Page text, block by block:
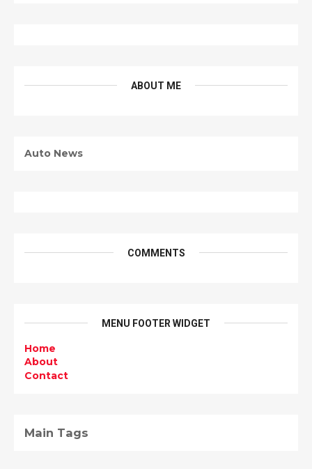
ABOUT ME
Auto News
COMMENTS
MENU FOOTER WIDGET
Home
About
Contact
Main Tags